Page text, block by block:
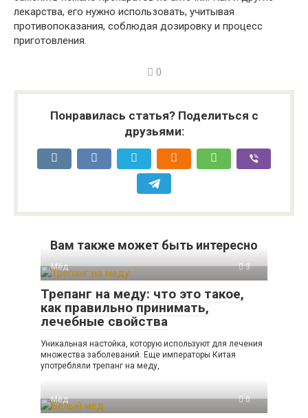
лекарства, его нужно использовать, учитывая
противопоказания, соблюдая дозировку и процесс
приготовления.
0
Понравилась статья? Поделиться с
друзьями:
Вам также может быть интересно
Мёд 3
Трепанг на меду: что это такое,
как правильно принимать,
лечебные свойства
Уникальная настойка, которую используют для лечения
множества заболеваний. Еще императоры Китая
употребляли трепанг на меду,
Мёд 0